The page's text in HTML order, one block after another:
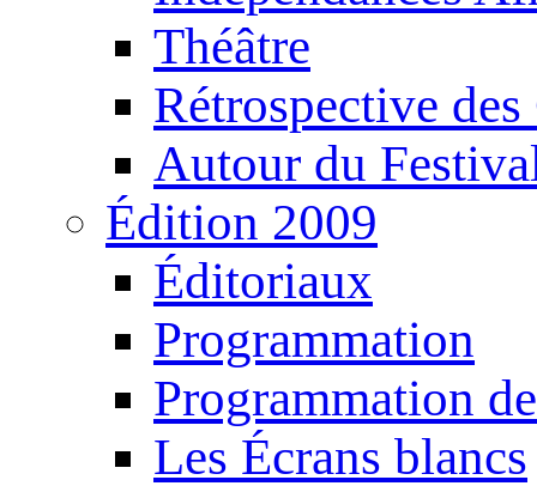
Théâtre
Rétrospective
Autour du
Édition 2009
Éditoriaux
Programmation
Programmation
Les Écrans blancs